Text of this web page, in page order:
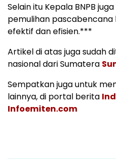
Selain itu Kepala BNPB
pemulihan pascabencana
efektif dan efisien.***
Artikel di atas juga sudah
nasional dari Sumatera
Sempatkan juga untuk
lainnya, di portal berita
Infoemiten.com